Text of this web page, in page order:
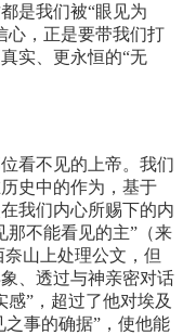
是我们被“眼见为
心，正是要带我们打
实、更永恒的“无
看不见的上帝。我们
史中的作为，基于
我们内心所赐下的内
那不能看见的主”（来
山上处理公文，但
、透过与神亲密对话
”，超过了他对埃及
之事的确据”，使他能